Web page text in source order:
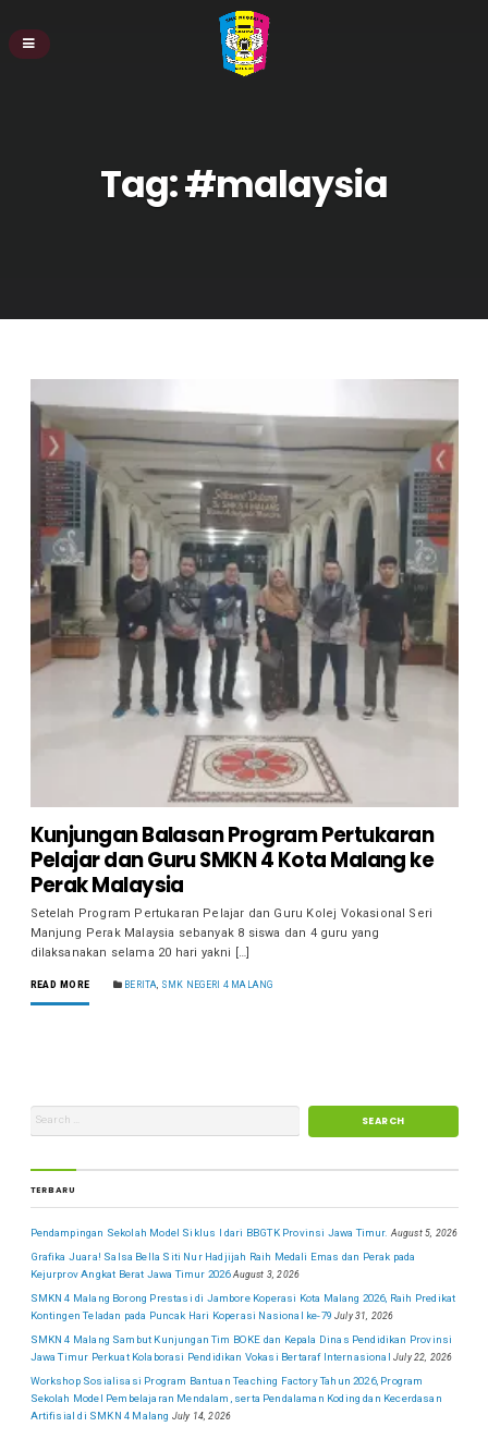
Tag:#malaysia
Kunjungan Balasan Program Pertukaran
Pelajar dan Guru SMKN 4 Kota Malang ke
Perak Malaysia
Setelah Program Pertukaran Pelajar dan Guru Kolej Vokasional Seri
Manjung Perak Malaysia sebanyak 8 siswa dan 4 guru yang
dilaksanakan selama 20 hari yakni […]
READ MORE BERITA SMK NEGERI 4 MALANG
TERBARU
Pendampingan Sekolah Model Siklus I dari BBGTK Provinsi Jawa Timur. August 5, 2026
Grafika Juara! Salsa Bella Siti Nur Hadjijah Raih Medali Emas dan Perak pada
Kejurprov Angkat Berat Jawa Timur 2026 August 3, 2026
SMKN 4 Malang Borong Prestasi di Jambore Koperasi Kota Malang 2026, Raih Predikat
Kontingen Teladan pada Puncak Hari Koperasi Nasional ke-79 July 31, 2026
SMKN 4 Malang Sambut Kunjungan Tim BOKE dan Kepala Dinas Pendidikan Provinsi
Jawa Timur Perkuat Kolaborasi Pendidikan Vokasi Bertaraf Internasional July 22, 2026
Workshop Sosialisasi Program Bantuan Teaching Factory Tahun 2026, Program
Sekolah Model Pembelajaran Mendalam, serta Pendalaman Koding dan Kecerdasan
Artifisial di SMKN 4 Malang July 14, 2026